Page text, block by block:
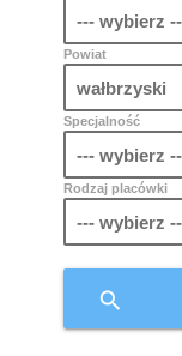
Powiat
Specjalność
Rodzaj placówki
search